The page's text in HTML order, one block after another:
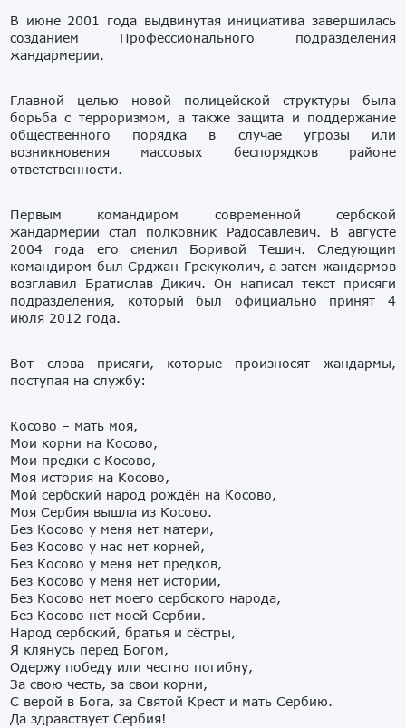
В июне 2001 года выдвинутая инициатива завершилась
созданием Профессионального подразделения
жандармерии.
Главной целью новой полицейской структуры была
борьба с терроризмом, а также защита и поддержание
общественного порядка в случае угрозы или
возникновения массовых беспорядков районе
ответственности.
Первым командиром современной сербской
жандармерии стал полковник Радосавлевич. В августе
2004 года его сменил Боривой Тешич. Следующим
командиром был Срджан Грекуколич, а затем жандармов
возглавил Братислав Дикич. Он написал текст присяги
подразделения, который был официально принят 4
июля 2012 года.
Вот слова присяги, которые произносят жандармы,
поступая на службу:
Косово – мать моя,
Мои корни на Косово,
Мои предки с Косово,
Моя история на Косово,
Мой сербский народ рождён на Косово,
Моя Сербия вышла из Косово.
Без Косово у меня нет матери,
Без Косово у нас нет корней,
Без Косово у меня нет предков,
Без Косово у меня нет истории,
Без Косово нет моего сербского народа,
Без Косово нет моей Сербии.
Народ сербский, братья и сёстры,
Я клянусь перед Богом,
Одержу победу или честно погибну,
За свою честь, за свои корни,
С верой в Бога, за Святой Крест и мать Сербию.
Да здравствует Сербия!